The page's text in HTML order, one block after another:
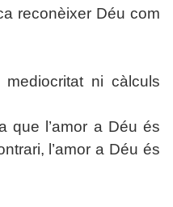
reconèixer Déu com
ni càlculs
que l’amor a Déu és
l’amor a Déu és